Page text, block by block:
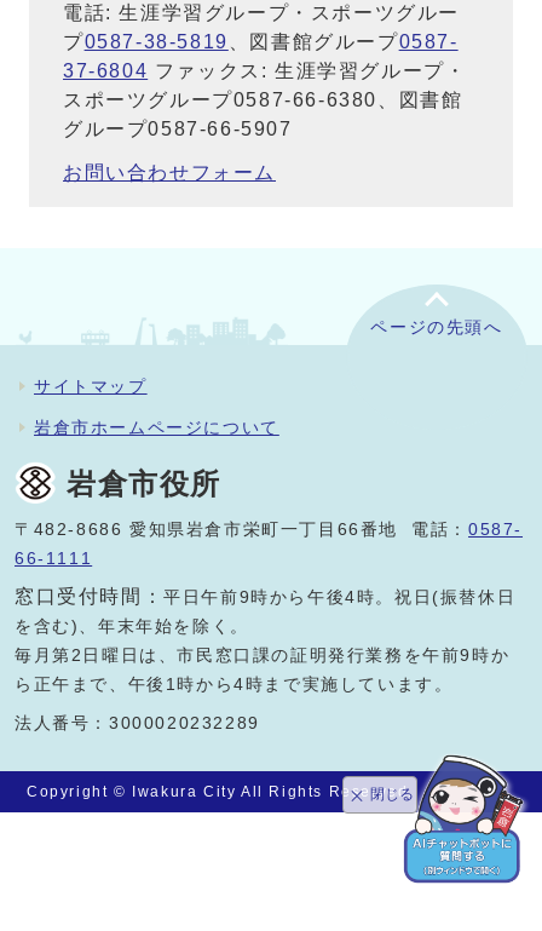
電話: 生涯学習グループ・スポーツグルー
プ0587-38-5819 、図書館グループ0587-
37-6804 ファックス: 生涯学習グループ・
スポーツグループ0587-66-6380、図書館
グループ0587-66-5907
お問い合わせフォーム
閉じる
ページの先頭へ
サイトマップ
岩倉市ホームページについて
岩倉市役所
〒482-8686 愛知県岩倉市栄町一丁目66番地 電話：0587-
66-1111
窓口受付時間：平日午前9時から午後4時。祝日(振替休日
を含む)、年末年始を除く。
毎月第2日曜日は、市民窓口課の証明発行業務を午前9時か
ら正午まで、午後1時から4時まで実施しています。
法人番号：3000020232289
Copyright © Iwakura City All Rights Reserved.